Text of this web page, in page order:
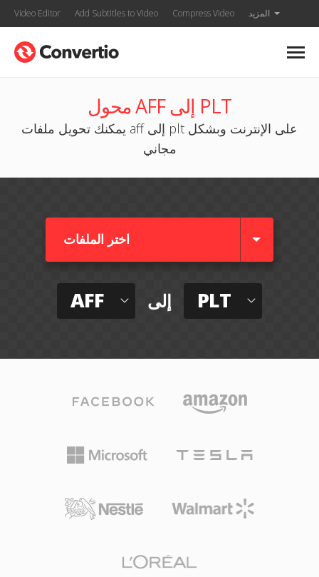
Video Editor Add Subtitles to Video Compress Video المزيد
محول AFF إلى PLT
يمكنك تحويل ملفات aff إلى plt على الإنترنت وبشكل
مجاني
اختر الملفات
AFF إلى PLT